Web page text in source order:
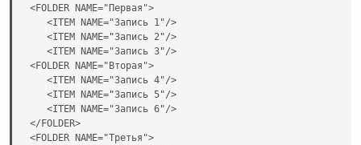
<FOLDER NAME="Первая">
   <ITEM NAME="Запись 1"/>
   <ITEM NAME="Запись 2"/>
   <ITEM NAME="Запись 3"/>
<FOLDER NAME="Вторая">
   <ITEM NAME="Запись 4"/>
   <ITEM NAME="Запись 5"/>
   <ITEM NAME="Запись 6"/>
</FOLDER>
<FOLDER NAME="Третья">